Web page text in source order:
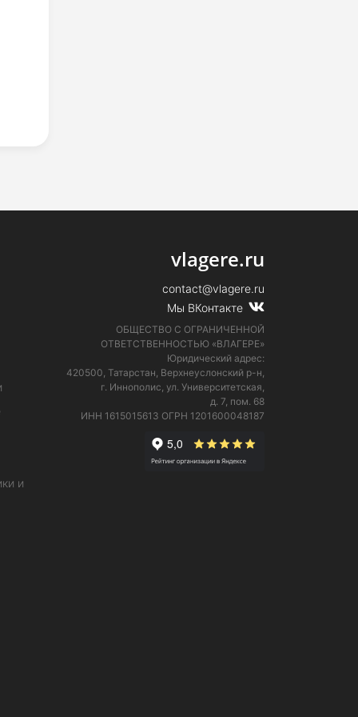
и
vlagere.ru
contact@vlagere.ru
Мы ВКонтакте
ОБЩЕСТВО С ОГРАНИЧЕННОЙ
ОТВЕТСТВЕННОСТЬЮ «ВЛАГЕРЕ»
Юридический адрес:
420500, Татарстан, Верхнеуслонский р-н,
г. Иннополис, ул. Университетская,
д. 7, пом. 68
ИНН 1615015613 ОГРН 1201600048187